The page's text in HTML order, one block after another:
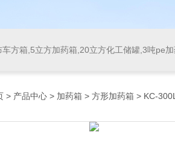
车方箱,5立方加药箱,20立方化工储罐,3吨pe
> 产品中心 > 加药箱 > 方形加药箱 > KC-